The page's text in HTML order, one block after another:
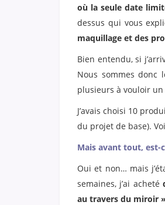
où la seule date
dessus qui vous
maquillage et des
Bien entendu, si
Nous sommes
plusieurs à vouloir
J’avais choisi 10
du projet de base).
Mais avant tout, est-
Oui et non… mais
semaines, j’ai acheté
au travers du miroir »